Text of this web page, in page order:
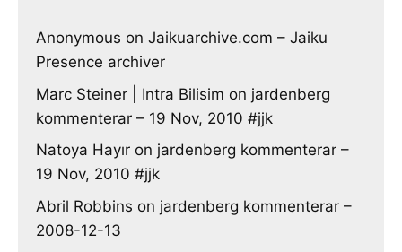
Anonymous on Jaikuarchive.com – Jaiku
Presence archiver
Marc Steiner | Intra Bilisim on jardenberg
kommenterar – 19 Nov, 2010 #jjk
Natoya Hayır on jardenberg kommenterar –
19 Nov, 2010 #jjk
Abril Robbins on jardenberg kommenterar –
2008-12-13